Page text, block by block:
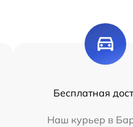
Бесплатная
Наш курьер в